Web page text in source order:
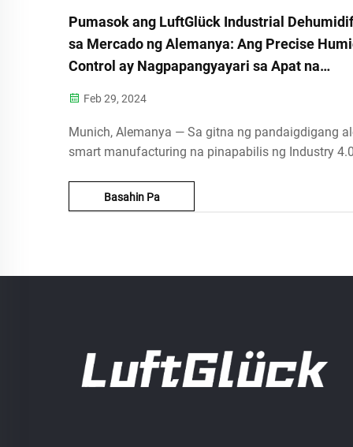
Pumasok ang LuftGlück Industrial
sa Mercado ng Alemanya: Ang Precise
Control ay Nagpapangyayari sa Apat na
Industriya 4.0​​
Feb 29, 2024
Munich, Alemanya — Sa gitna ng pandaigdigang
smart manufacturing na pinapabilis ng Industry
pagkontrol ng kapaligiran. Ngayon, ang LuftGlück,
nangungunang tatak sa propesyonal na dehum...
Basahin Pa